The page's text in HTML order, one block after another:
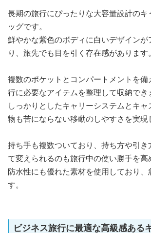
長期の旅行にぴったりな大容量設計の
ッグです。
鮮やかな紫色のボディに白いデザインが
り、旅先でも目を引く存在感があります。
複数のポケットとコンパートメントを備
行に必要なアイテムを整理して収納でき
しっかりとしたキャリーシステムとキ
物も苦にならない移動のしやすさを実現
持ち手も複数ついており、持ち方や引
て変えられるのも旅行中の使い勝手を高
防水性にも優れた素材を使用しており
す。
ビジネス旅行に最適な高級感ある